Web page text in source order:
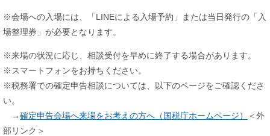
※会場への入場には、「LINEによる入場予約」または当日発行の「入
場整理券」が必要となります。
※来場の状況に応じ、相談受付を早めに終了する場合があります。
※スマートフォンをお持ちください。
※税務署での確定申告相談については、以下のページをご確認くださ
い。
→確定申告会場へ来場をお考えの方へ（国税庁ホームページ）
＜外
部リンク＞